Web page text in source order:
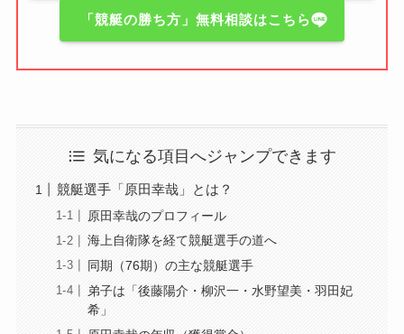
「競艇の勝ち方」無料相談はこちら
気になる項目へジャンプできます
競艇選手「原田幸哉」とは？
原田幸哉のプロフィール
海上自衛隊を経て競艇選手の道へ
同期（76期）の主な競艇選手
弟子は「後藤陽介・柳沢一・水野望美・羽田妃
希」